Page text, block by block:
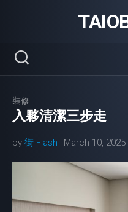
裝修
入夥清潔三步走
by 街 Flash March 10, 2025